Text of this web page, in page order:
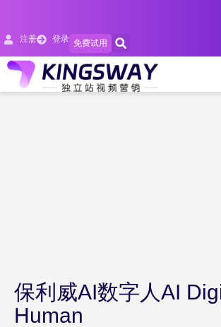
注册 登录 免费试用
保利威AI数字人AI
Human